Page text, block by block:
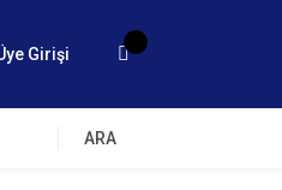
Girişi
ARA